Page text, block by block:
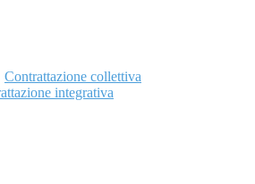
Contrattazione collettiva
integrativa